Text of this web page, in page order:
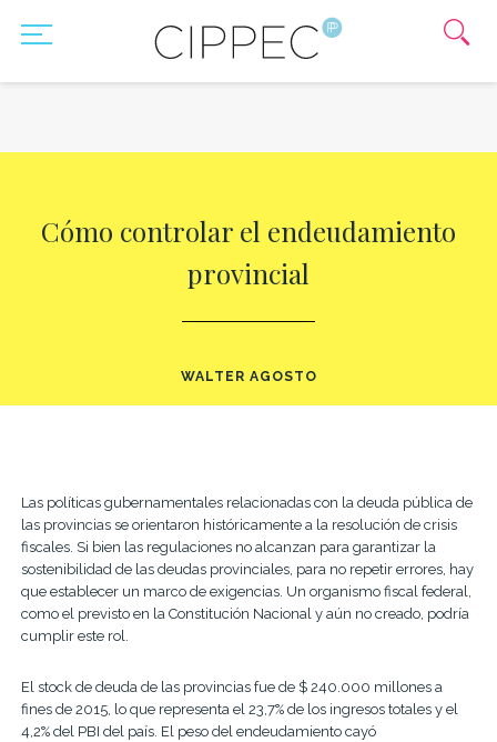
Cómo controlar el endeudamiento
provincial
WALTER AGOSTO
Las políticas gubernamentales relacionadas con la deuda pública de
las provincias se orientaron históricamente a la resolución de crisis
fiscales. Si bien las regulaciones no alcanzan para garantizar la
sostenibilidad de las deudas provinciales, para no repetir errores, hay
que establecer un marco de exigencias. Un organismo fiscal federal,
como el previsto en la Constitución Nacional y aún no creado, podría
cumplir este rol.
El stock de deuda de las provincias fue de $ 240.000 millones a
fines de 2015, lo que representa el 23,7% de los ingresos totales y el
4,2% del PBI del país. El peso del endeudamiento cayó